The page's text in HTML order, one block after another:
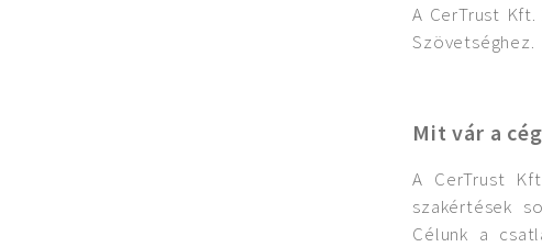
A CerTrust
Szövetséghez.
Mit vár a
A CerTrust
szakértések
Célunk a